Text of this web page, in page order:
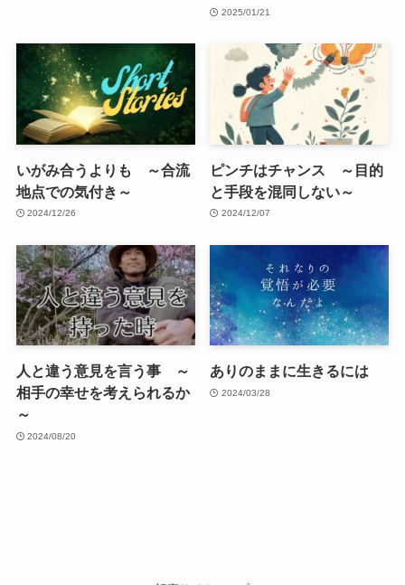
2025/01/21
いがみ合うよりも ～合流
地点での気付き～
2024/12/26
ピンチはチャンス ～目的
と手段を混同しない～
2024/12/07
人と違う意見を言う事 ～
相手の幸せを考えられるか
～
2024/08/20
ありのままに生きるには
2024/03/28